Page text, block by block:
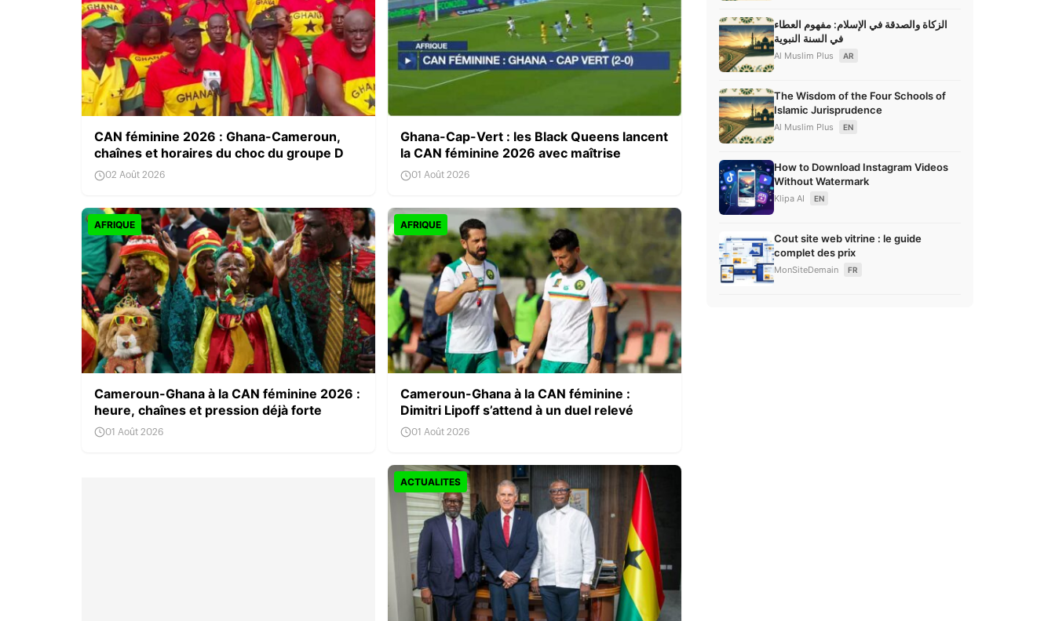
CAN féminine 2026 : Ghana-Cameroun,
chaînes et horaires du choc du groupe D
02 Août 2026
Ghana-Cap-Vert : les Black Queens lancent
la CAN féminine 2026 avec maîtrise
01 Août 2026
AFRIQUE
Cameroun-Ghana à la CAN féminine 2026 :
heure, chaînes et pression déjà forte
01 Août 2026
AFRIQUE
Cameroun-Ghana à la CAN féminine :
Dimitri Lipoff s’attend à un duel relevé
01 Août 2026
ACTUALITES
الزكاة والصدقة في الإسلام: مفهوم العطاء
في السنة النبوية
Al Muslim Plus AR
The Wisdom of the Four Schools of
Islamic Jurisprudence
Al Muslim Plus EN
How to Download Instagram Videos
Without Watermark
Klipa AI EN
Cout site web vitrine : le guide
complet des prix
MonSiteDemain FR